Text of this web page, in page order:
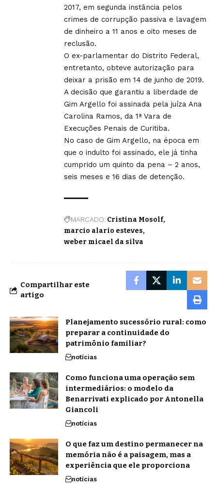
2017, em segunda instância pelos
crimes de corrupção passiva e lavagem
de dinheiro a 11 anos e oito meses de
reclusão.
O ex-parlamentar do Distrito Federal,
entretanto, obteve autorização para
deixar a prisão em 14 de junho de 2019.
A decisão que garantiu a liberdade de
Gim Argello foi assinada pela juíza Ana
Carolina Ramos, da 1ª Vara de
Execuções Penais de Curitiba.
No caso de Gim Argello, na época em
que o indulto foi assinado, ele já tinha
cumprido um quinto da pena – 2 anos,
seis meses e 16 dias de detenção.
MARCADO: Cristina Mosolf
marcio alario esteves
weber micael da silva
Compartilhar este
artigo
Planejamento sucessório rural: como
preparar a continuidade do
patrimônio familiar?
notícias
Como funciona uma operação sem
intermediários: o modelo da
Benarrivati explicado por Antonella
Giancoli
notícias
O que faz um destino permanecer na
memória não é a paisagem, mas a
experiência que ele proporciona
notícias